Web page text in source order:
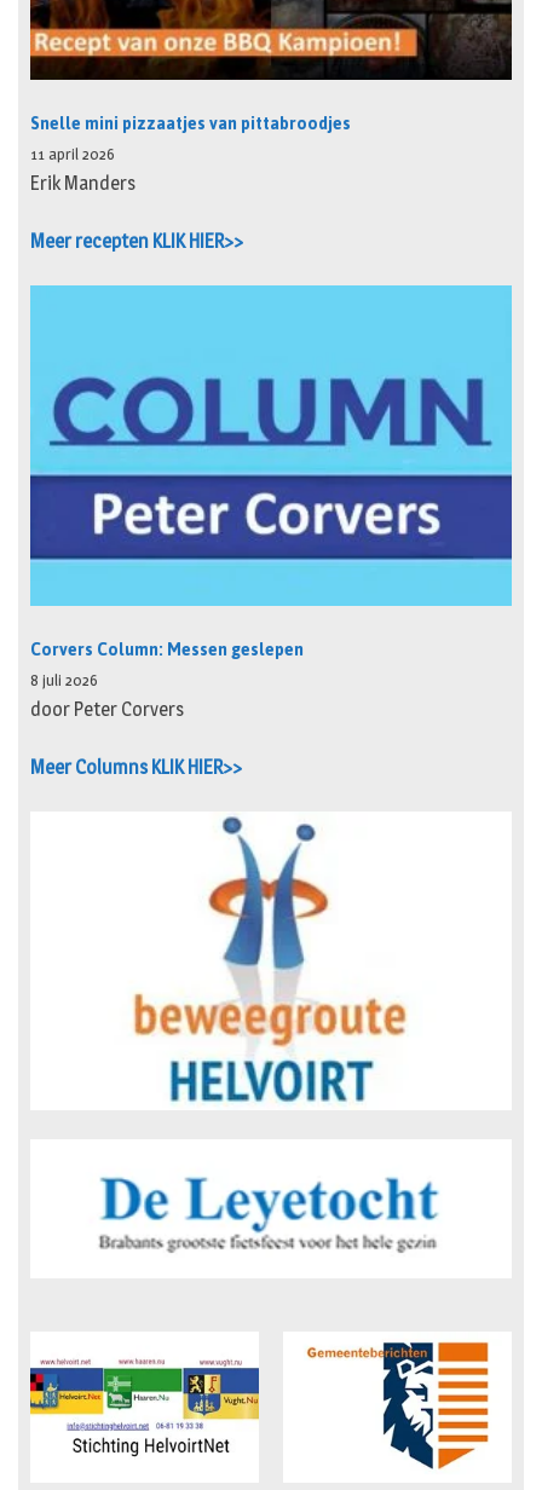
Snelle mini pizzaatjes van pittabroodjes
11 april 2026
Erik Manders
Meer recepten KLIK HIER>>
Corvers Column: Messen geslepen
8 juli 2026
door Peter Corvers
Meer Columns KLIK HIER>>